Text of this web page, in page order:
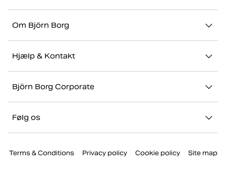
Om Björn Borg
Stories
Showrooms
Hjælp & Kontakt
Retur/Reklamation
Min konto
Björn Borg Corporate
Følg os
Facebook
Terms & Conditions Privacy policy Cookie policy Site map